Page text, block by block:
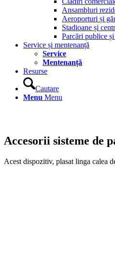
Ansambluri
Aeroporturi și
Stadioane și
Parcări publice
Service și mentenanță
Service
Mentenanță
Resurse
Cautare
Menu Menu
Accesorii sisteme de
Acest dispozitiv, plasat linga calea